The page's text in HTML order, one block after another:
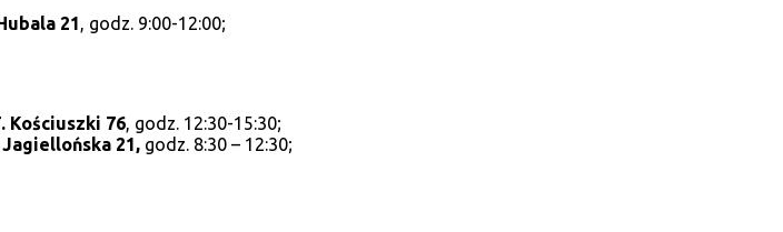
21, godz. 9:00-12:00;
Kościuszki 76, godz. 12:30-15:30;
21, godz. 8:30 – 12:30;